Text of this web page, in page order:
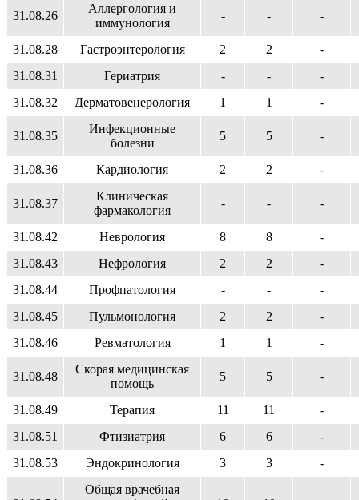
31.08.26
Аллергология и
иммунология
- - -
31.08.28 Гастроэнтерология 2 2
-
31.08.31
Гериатрия - -
-
31.08.32
Дерматовенерология 1 1 -
31.08.35
Инфекционные
болезни
5 5 -
31.08.36 Кардиология 2 2 -
31.08.37
Клиническая
фармакология
- - -
31.08.42 Неврология 8 8
-
31.08.43
Нефрология 2 2
-
31.08.44
Профпатология - -
-
31.08.45
Пульмонология 2 2
-
31.08.46
Ревматология 1 1 -
31.08.48
Скорая медицинская
помощь
5 5 -
31.08.49 Терапия 11 11
-
31.08.51
Фтизиатрия 6 6
-
31.08.53
Эндокринология 3 3 -
Общая врачебная